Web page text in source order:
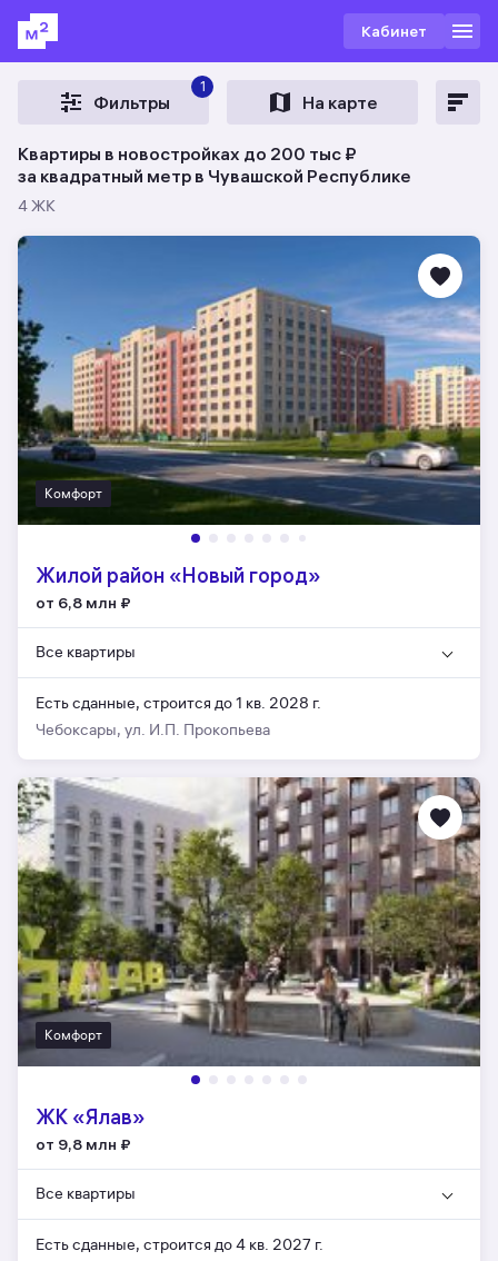
Кабинет
Фильтры
1
На карте
Квартиры в новостройках до 200 тыс ₽
за квадратный метр в Чувашской Республике
4 ЖК
Комфорт
Жилой район «Новый город»
от 6,8 млн ₽
Все квартиры
Есть сданные, строится до 1 кв. 2028 г.
Чебоксары, ул. И.П. Прокопьева
Комфорт
ЖК «Ялав»
от 9,8 млн ₽
Все квартиры
Есть сданные, строится до 4 кв. 2027 г.